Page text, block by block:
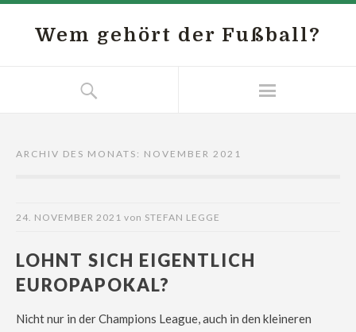
Wem gehört der Fußball?
ARCHIV DES MONATS: NOVEMBER 2021
24. NOVEMBER 2021 von STEFAN LEGGE
LOHNT SICH EIGENTLICH
EUROPAPOKAL?
Nicht nur in der Champions League, auch in den kleineren